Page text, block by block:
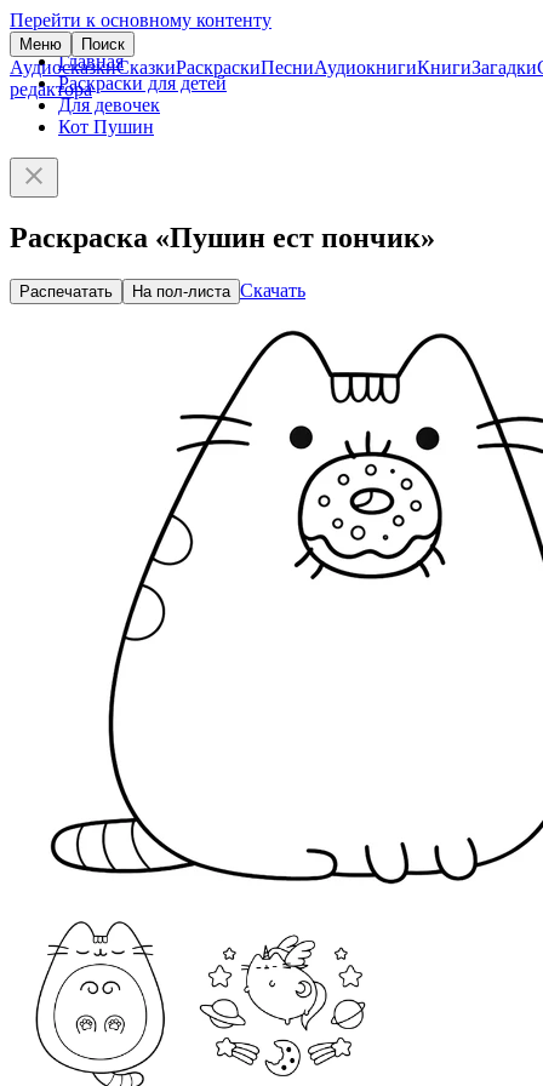
Перейти к основному контенту
Меню Поиск
АудиосказкиСказкиРаскраскиПесниАудиокнигиКнигиЗагадки
редактора
Главная
Раскраски для детей
Для девочек
Кот Пушин
Раскраска «Пушин ест пончик»
Распечатать На пол-листа Скачать